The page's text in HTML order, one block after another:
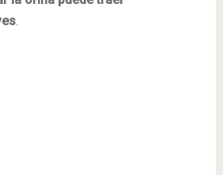
.